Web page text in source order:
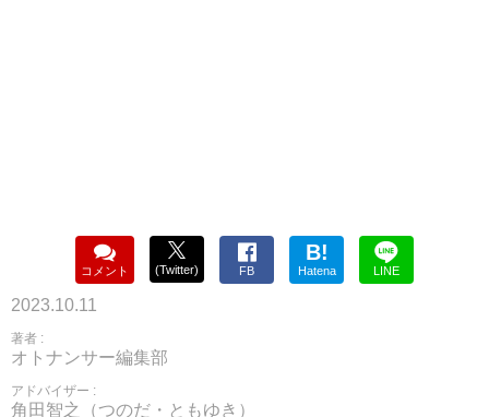
コメント (Twitter) FB
B!
Hatena LINE
2023.10.11
著者 :
オトナンサー編集部
アドバイザー :
角田智之（つのだ・ともゆき）